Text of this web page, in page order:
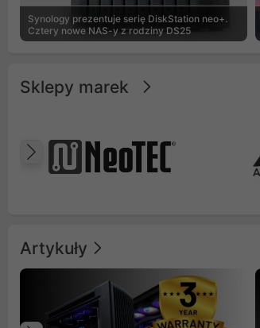
Synology prezentuje serię DiskStation neo+.
Cztery nowe NAS-y z rodziny DS25
Sklepy marek
Poprzedni
Artykuły